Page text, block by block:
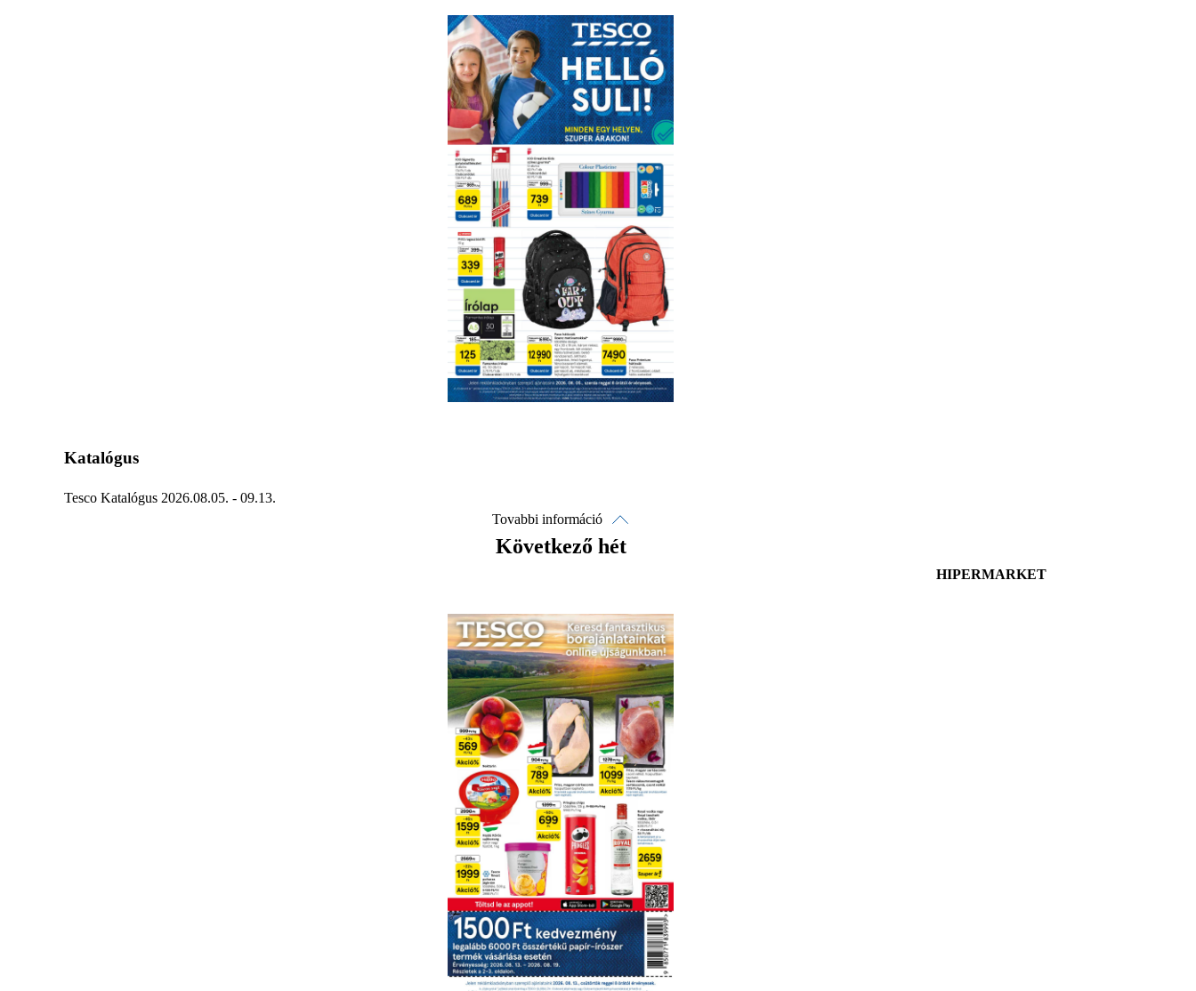
Online megtekintés
Letöltés
Érvényesség részletei
Katalógus
Tesco Katalógus 2026.08.05. - 09.13.
Tovabbi információ
Online megtekintés
Letöltés
Érvényesség részletei
Következő hét
HIPERMARKET